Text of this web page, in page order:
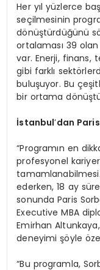
Her yıl yüzlerce
seçilmesinin
dönüştürdüğünü
ortalaması 39 olan
var. Enerji, finans,
gibi farklı
buluşuyor. Bu
bir ortama
İstanbul’dan Paris
“Programın en
profesyonel
tamamlanabilmesi.
ederken, 18 ay
sonunda Paris
Executive MBA
Emirhan
deneyimi şöyle
“Bu programla,